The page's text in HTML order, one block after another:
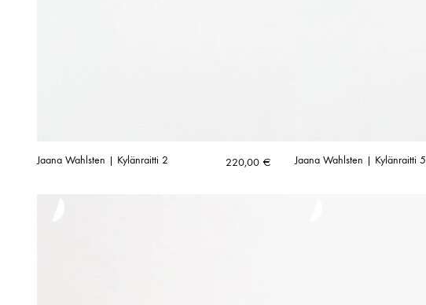
Jaana Wahlsten | Kylänraitti 2 220,00 € Jaana Wahlsten | Kylänraitti 5